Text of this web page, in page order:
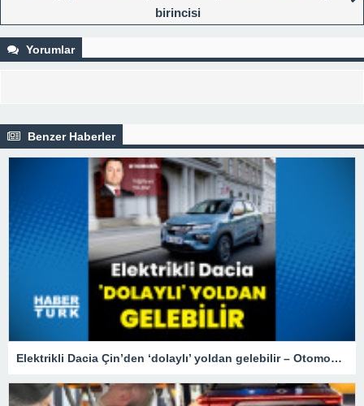
birincisi
Yorumlar
Benzer Haberler
Elektrikli Dacia Çin’den ‘dolaylı’ yoldan gelebilir – Otomobil Haberleri